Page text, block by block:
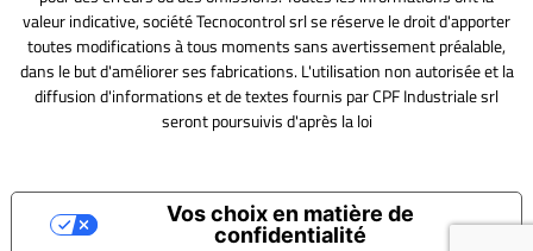
valeur indicative, société Tecnocontrol srl se réserve le droit d'apporter
toutes modifications à tous moments sans avertissement préalable,
dans le but d'améliorer ses fabrications. L'utilisation non autorisée et la
diffusion d'informations et de textes fournis par CPF Industriale srl
seront poursuivis d'après la loi
Vos choix en matière de
confidentialité